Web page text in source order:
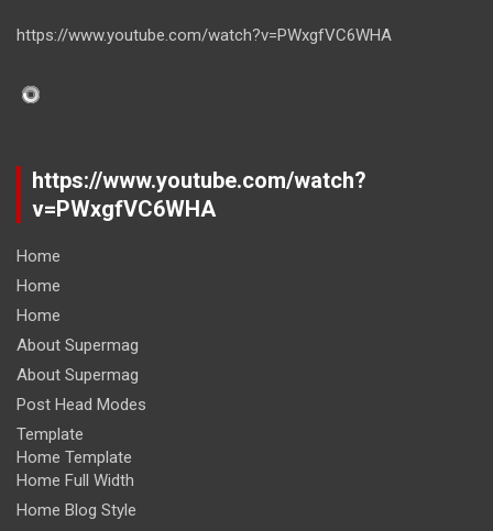
https://www.youtube.com/watch?v=PWxgfVC6WHA
https://www.youtube.com/watch?
v=PWxgfVC6WHA
Home
Home
Home
About Supermag
About Supermag
Post Head Modes
Template
Home Template
Home Full Width
Home Blog Style